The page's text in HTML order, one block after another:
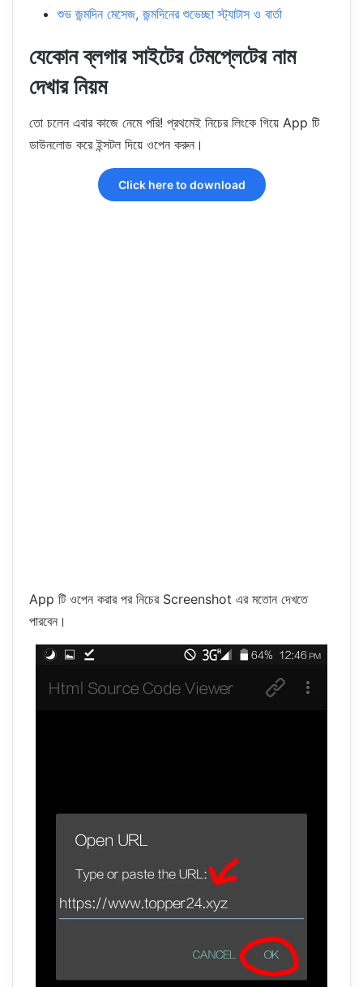
শুভ জন্মদিন মেসেজ, জন্মদিনের শুভেচ্ছা স্ট্যাটাস ও বার্তা
যেকোন ব্লগার সাইটের টেমপ্লেটের নাম
দেখার নিয়ম
তো চলেন এবার কাজে নেমে পরি! প্রথমেই নিচের লিংকে গিয়ে App টি
ডাউনলোড করে ইন্সটল দিয়ে ওপেন করুন।
Click here to download
App টি ওপেন করার পর নিচের Screenshot এর মতোন দেখতে
পারবেন।